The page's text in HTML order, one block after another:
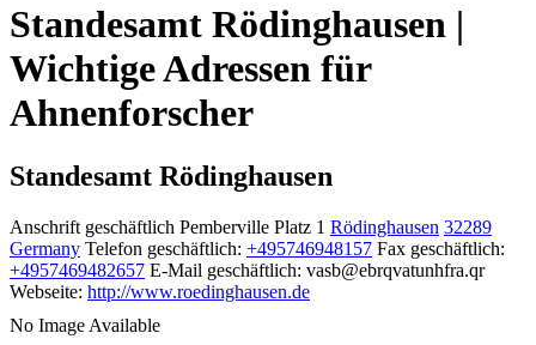
Standesamt Rödinghausen |
Wichtige Adressen für
Ahnenforscher
Standesamt Rödinghausen
Anschrift geschäftlich Pemberville Platz 1 Rödinghausen 32289
Germany Telefon geschäftlich: +495746948157 Fax geschäftlich:
+4957469482657 E-Mail geschäftlich: vasb@ebrqvatunhfra.qr
Webseite: http://www.roedinghausen.de
No Image Available